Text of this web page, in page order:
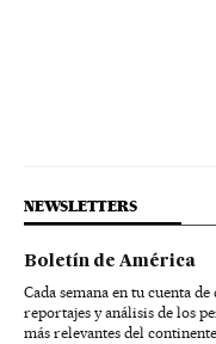
NEWSLETTERS
Boletín de América
Cada semana en tu cuenta
reportajes y análisis de los
más relevantes del